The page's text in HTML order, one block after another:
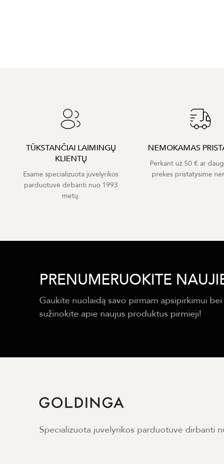
TŪKSTANČIAI LAIMINGŲ
KLIENTŲ
Esame specializuota juvelyrikos
parduotuvė dirbanti nuo 1993
metų.
NEMOKAMAS
Perkant už 50 € ar
prekes pristatysime
PRENUMERUOKITE
Gaukite nuolaidą savo pirmam apsipirkimui bei
sužinokite apie naujus produktus pirmieji!
Specializuota juvelyrikos parduotuvė dirbanti